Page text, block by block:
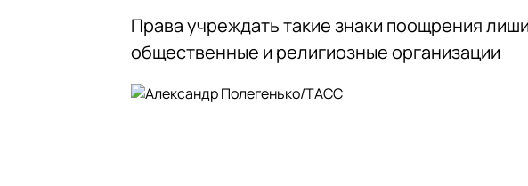
Права учреждать такие знаки поощрения
общественные и религиозные организации